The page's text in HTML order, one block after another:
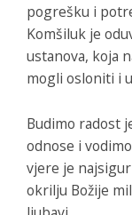
pogrešku i
Komšiluk je
ustanova, koja
mogli osloniti i
Budimo radost
odnose i
vjere je
okrilju Božije